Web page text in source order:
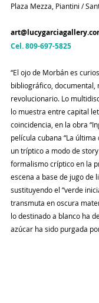
Plaza Mezza, Piantini /
Cel. 809-697-5825
“El ojo de Morbán es
bibliográfico, documental,
revolucionario. Lo
lo muestra entre capital
coincidencia, en la obra
película cubana “La
un tríptico a modo de
formalismo críptico en la
escena a base de jugo de
sustituyendo el “verde
transmuta en oscura
lo destinado a blanco ha
azúcar ha sido purgada